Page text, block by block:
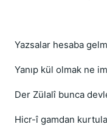
Yazsalar hesaba
Yanıp kül olmak ne
Der Zülalî bunca
Hicr-î gamdan